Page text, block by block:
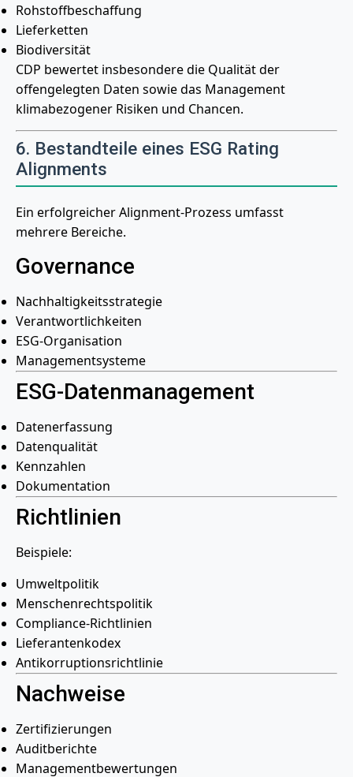
Rohstoffbeschaffung
Lieferketten
Biodiversität
CDP bewertet insbesondere die Qualität der
offengelegten Daten sowie das Management
klimabezogener Risiken und Chancen.
6. Bestandteile eines ESG Rating
Alignments
Ein erfolgreicher Alignment-Prozess umfasst
mehrere Bereiche.
Governance
Nachhaltigkeitsstrategie
Verantwortlichkeiten
ESG-Organisation
Managementsysteme
ESG-Datenmanagement
Datenerfassung
Datenqualität
Kennzahlen
Dokumentation
Richtlinien
Beispiele:
Umweltpolitik
Menschenrechtspolitik
Compliance-Richtlinien
Lieferantenkodex
Antikorruptionsrichtlinie
Nachweise
Zertifizierungen
Auditberichte
Managementbewertungen